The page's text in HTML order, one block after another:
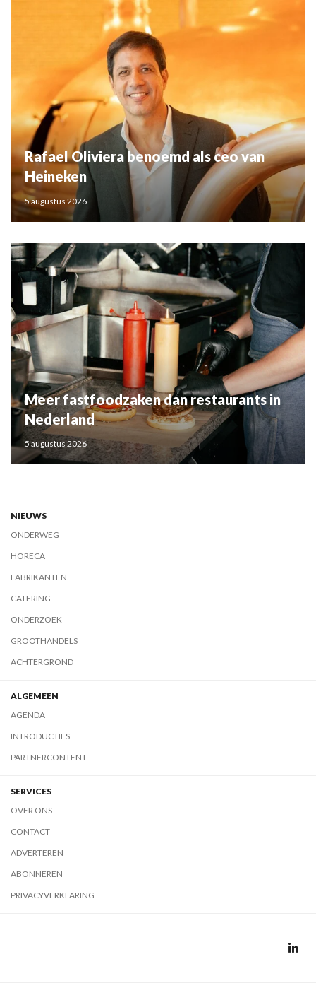
Rafael Oliviera benoemd als ceo van
Heineken
5 augustus 2026
Meer fastfoodzaken dan restaurants in
Nederland
5 augustus 2026
NIEUWS
ONDERWEG
HORECA
FABRIKANTEN
CATERING
ONDERZOEK
GROOTHANDELS
ACHTERGROND
ALGEMEEN
AGENDA
INTRODUCTIES
PARTNERCONTENT
SERVICES
OVER ONS
CONTACT
ADVERTEREN
ABONNEREN
PRIVACYVERKLARING